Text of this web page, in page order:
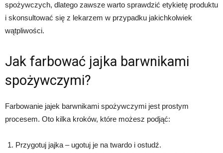
spożywczych, dlatego zawsze warto sprawdzić etykietę produktu
i skonsultować się z lekarzem w przypadku jakichkolwiek
wątpliwości.
Jak farbować jajka barwnikami
spożywczymi?
Farbowanie jajek barwnikami spożywczymi jest prostym
procesem. Oto kilka kroków, które możesz podjąć:
Przygotuj jajka – ugotuj je na twardo i ostudź.